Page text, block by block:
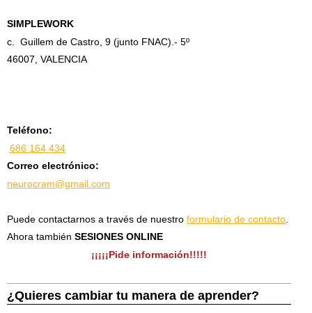
SIMPLEWORK
c. Guillem de Castro, 9 (junto FNAC).- 5º
46007, VALENCIA
Teléfono:
686 164 434
Correo electrónico:
neurocram@gmail.com
Puede contactarnos a través de nuestro formulario de contacto
Ahora también SESIONES ONLINE
¡¡¡¡¡Pide información!!!!!
¿Quieres cambiar tu manera de aprender?